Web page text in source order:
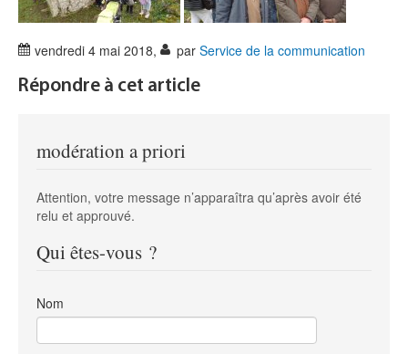
vendredi 4 mai 2018, par Service de la communication
Répondre à cet article
modération a priori
Attention, votre message n’apparaîtra qu’après avoir été
relu et approuvé.
Qui êtes-vous ?
Nom